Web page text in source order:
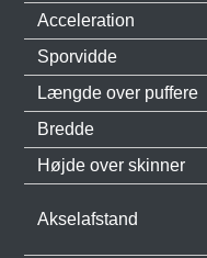
Acceleration
Sporvidde
Længde over puffere
Bredde
Højde over skinner
Akselafstand